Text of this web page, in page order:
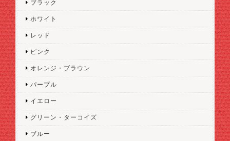
ブラック
ホワイト
レッド
ピンク
オレンジ・ブラウン
パープル
イエロー
グリーン・ターコイズ
ブルー